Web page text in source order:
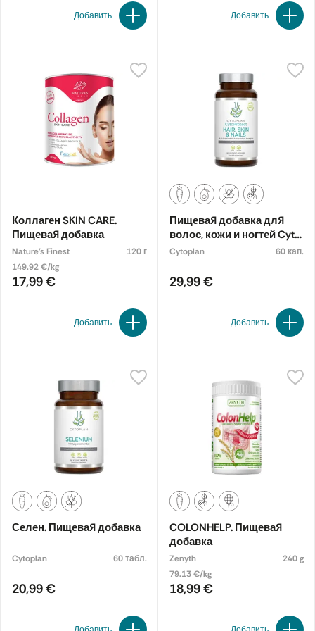
Добавить Добавить
Коллаген SKIN CARE.
Пищевая добавка
Nature's Finest
120 г
149.92 €/kg
17,99 €
Добавить
Пищевая добавка для
волос, кожи и ногтей Cyto
Protect.
Cytoplan 60 кап.
29,99 €
Добавить
Селен. Пищевая добавка
Cytoplan 60 табл.
20,99 €
COLONHELP. Пищевая
добавка
Zenyth
240 g
79.13 €/kg
18,99 €